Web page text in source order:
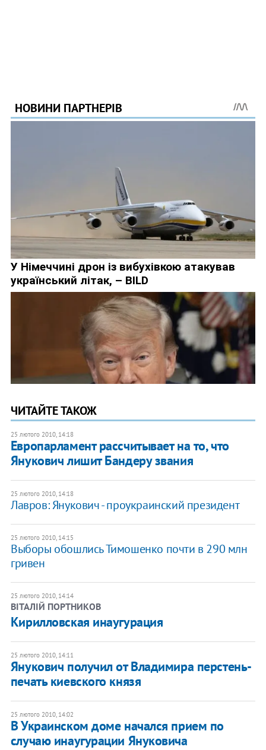
ЧИТАЙТЕ ТАКОЖ
25 лютого 2010, 14:18
Европарламент рассчитывает на то, что
Янукович лишит Бандеру звания
25 лютого 2010, 14:18
Лавров: Янукович - проукраинский президент
25 лютого 2010, 14:15
Выборы обошлись Тимошенко почти в 290 млн
гривен
25 лютого 2010, 14:14
ВІТАЛІЙ ПОРТНИКОВ
Кирилловская инаугурация
25 лютого 2010, 14:11
Янукович получил от Владимира перстень-
печать киевского князя
25 лютого 2010, 14:02
В Украинском доме начался прием по
случаю инаугурации Януковича